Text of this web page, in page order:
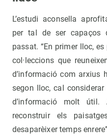
L’estudi aconsella
per tal de ser capaços
passat. “En primer lloc,
col·leccions que
d’informació com arxius
segon lloc, cal
d’informació molt útil.
reconstruir els
desaparèixer temps